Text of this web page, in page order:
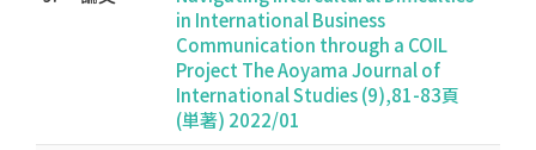
in International Business
Communication through a COIL
Project The Aoyama Journal of
International Studies (9),81-83頁
(単著) 2022/01